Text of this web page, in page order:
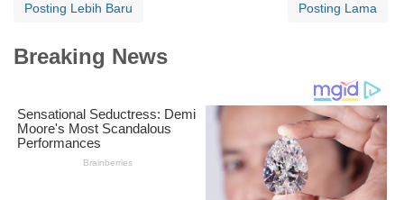
Posting Lebih Baru Posting Lama
Breaking News